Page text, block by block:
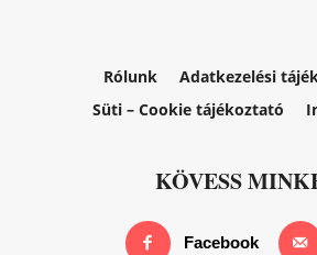
Rólunk
Adatkezelési
Süti – Cookie tájékoztató
KÖVESS
Facebook